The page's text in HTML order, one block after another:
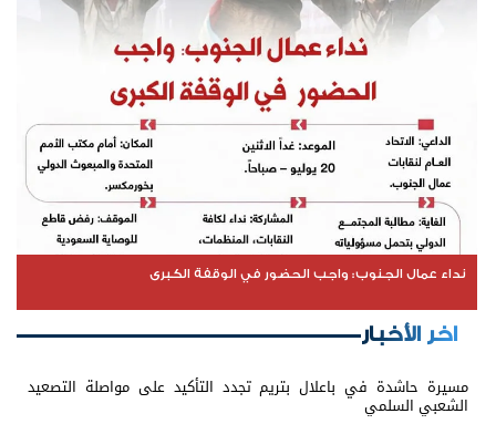
نداء عمال الجنوب: واجب الحضور في الوقفة الكبرى
اخر الأخبار
مسيرة حاشدة في باعلال بتريم تجدد التأكيد على مواصلة التصعيد
الشعبي السلمي